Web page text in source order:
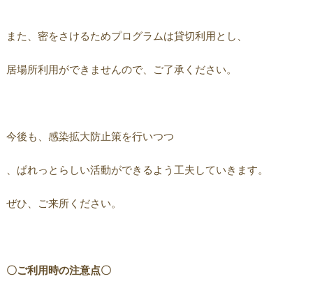
また、密をさけるためプログラムは貸切利用とし、
居場所利用ができませんので、ご了承ください。
今後も、感染拡大防止策を行いつつ
、ぱれっとらしい活動ができるよう工夫していきます。
ぜひ、ご来所ください。
〇ご利用時の注意点〇